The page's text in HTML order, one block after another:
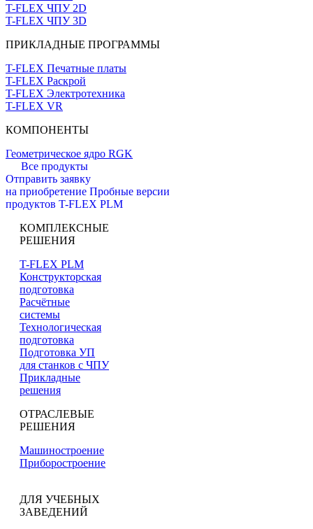
T-FLEX ЧПУ 2D
T-FLEX ЧПУ 3D
ПРИКЛАДНЫЕ ПРОГРАММЫ
T-FLEX Печатные платы
T-FLEX Раскрой
T-FLEX Электротехника
T-FLEX VR
КОМПОНЕНТЫ
Геометрическое ядро RGK
Все продукты
Отправить заявку
на приобретение Пробные версии
продуктов T-FLEX PLM
КОМПЛЕКСНЫЕ
РЕШЕНИЯ
T-FLEX PLM
Конструкторская
подготовка
Расчётные
системы
Технологическая
подготовка
Подготовка УП
для станков с ЧПУ
Прикладные
решения
ОТРАСЛЕВЫЕ
РЕШЕНИЯ
Машиностроение
Приборостроение
ДЛЯ УЧЕБНЫХ
ЗАВЕДЕНИЙ